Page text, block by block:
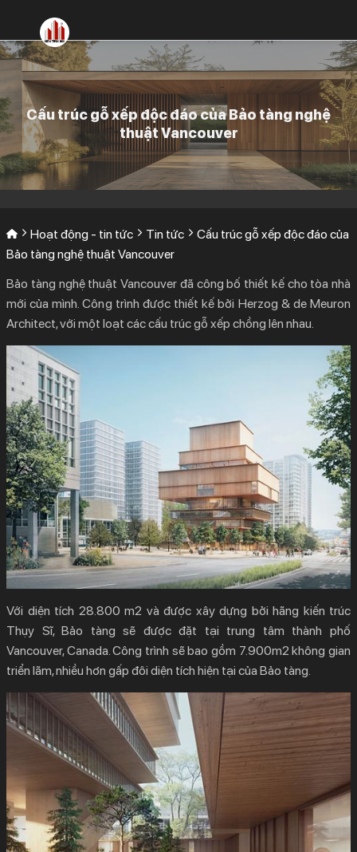
nội
dung
Cấu trúc gỗ xếp độc đáo của Bảo tàng nghệ
thuật Vancouver
Hoạt động - tin tức Tin tức
Cấu trúc gỗ xếp độc đáo của
Bảo tàng nghệ thuật Vancouver
Bảo tàng nghệ thuật Vancouver đã công bố thiết kế cho tòa nhà
mới của mình. Công trình được thiết kế bởi Herzog & de Meuron
Architect, với một loạt các cấu trúc gỗ xếp chồng lên nhau.
Với diện tích 28.800 m2 và được xây dựng bởi hãng kiến trúc
Thụy Sĩ, Bảo tàng sẽ được đặt tại trung tâm thành phố
Vancouver, Canada. Công trình sẽ bao gồm 7.900m2 không gian
triển lãm, nhiều hơn gấp đôi diện tích hiện tại của Bảo tàng.